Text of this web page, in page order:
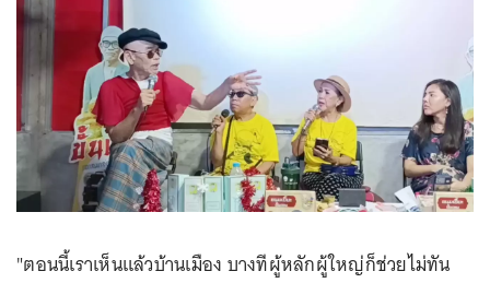
"ตอนนี้เราเห็นแล้วบ้านเมือง บางทีผู้หลักผู้ใหญ่ก็ช่วยไม่ทัน